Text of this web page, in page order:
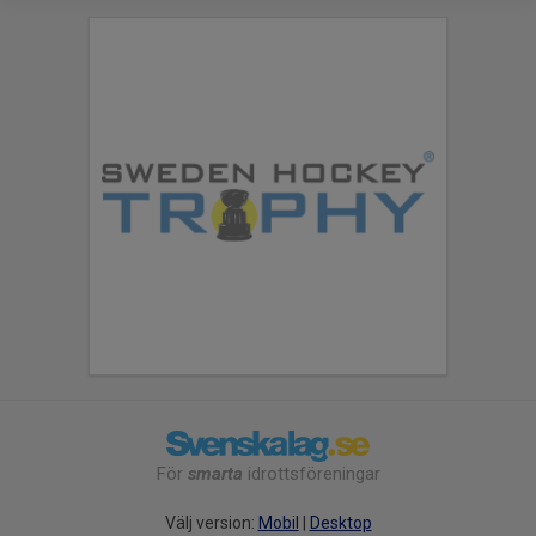
För smarta idrottsföreningar
Välj version: Mobil Desktop